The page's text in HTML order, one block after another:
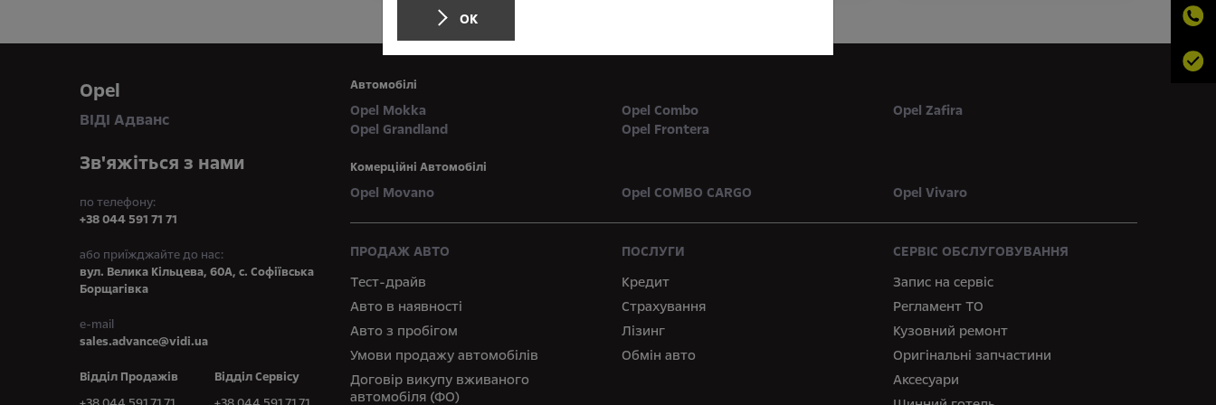
Opel
ВІДІ Адванс
Зв'яжіться з нами
по телефону:
+38 044 591 71 71
або приїжджайте до нас:
вул. Велика Кільцева, 60А, с. Софіївська
Борщагівка
e-mail
sales.advance@vidi.ua
Відділ Продажів
Відділ Сервісу
Автомобілі
Opel Mokka Opel Combo
Opel Zafira
Opel Grandland
Opel Frontera
Комерційні Автомобілі
Opel Movano Opel COMBO CARGO Opel Vivaro
ПРОДАЖ АВТО
Тест-драйв
Авто в наявності
Авто з пробігом
Умови продажу автомобілів
Договір викупу вживаного
автомобіля (ФО)
ПОСЛУГИ
Кредит
Страхування
Лізинг
Обмін авто
СЕРВІС ОБСЛУГОВУВАННЯ
Запис на сервіс
Регламент ТО
Кузовний ремонт
Оригінальні запчастини
Аксесуари
ОК